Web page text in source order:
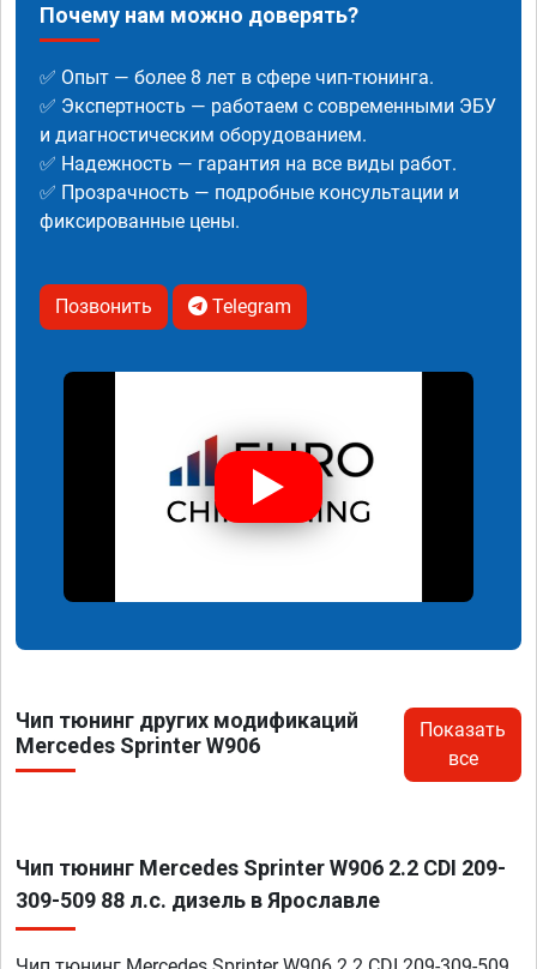
Почему нам можно доверять?
✅ Опыт — более 8 лет в сфере чип-тюнинга.
✅ Экспертность — работаем с современными ЭБУ
и диагностическим оборудованием.
✅ Надежность — гарантия на все виды работ.
✅ Прозрачность — подробные консультации и
фиксированные цены.
Позвонить Telegram
Чип тюнинг других модификаций
Mercedes Sprinter W906
Показать
все
Чип тюнинг Mercedes Sprinter W906 2.2 CDI 209-
309-509 88 л.с. дизель в Ярославле